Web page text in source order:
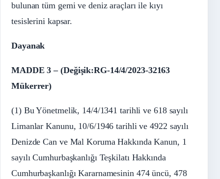
bulunan tüm gemi ve deniz araçları ile kıyı
tesislerini kapsar.
Dayanak
MADDE 3 – (Değişik:RG-14/4/2023-32163
Mükerrer)
(1) Bu Yönetmelik, 14/4/1341 tarihli ve 618 sayılı
Limanlar Kanunu, 10/6/1946 tarihli ve 4922 sayılı
Denizde Can ve Mal Koruma Hakkında Kanun, 1
sayılı Cumhurbaşkanlığı Teşkilatı Hakkında
Cumhurbaşkanlığı Kararnamesinin 474 üncü, 478